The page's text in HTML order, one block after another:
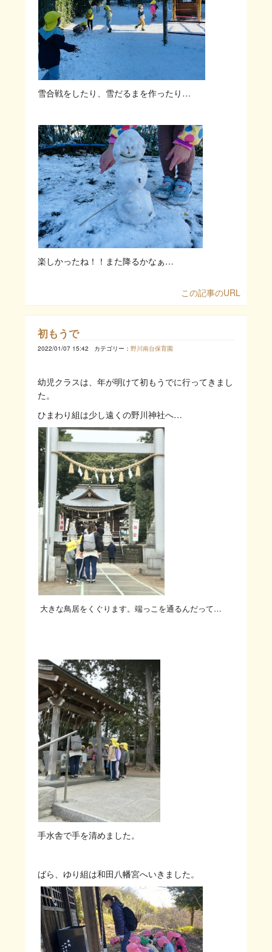
雪合戦をしたり、雪だるまを作ったり…
楽しかったね！！また降るかなぁ…
この記事のURL
初もうで
2022/01/07 15:42 カテゴリー： 野川南台保育園
幼児クラスは、年が明けて初もうでに行ってきまし
た。
ひまわり組は少し遠くの野川神社へ…
大きな鳥居をくぐります。端っこを通るんだって…
手水舎で手を清めました。
ばら、ゆり組は和田八幡宮へいきました。